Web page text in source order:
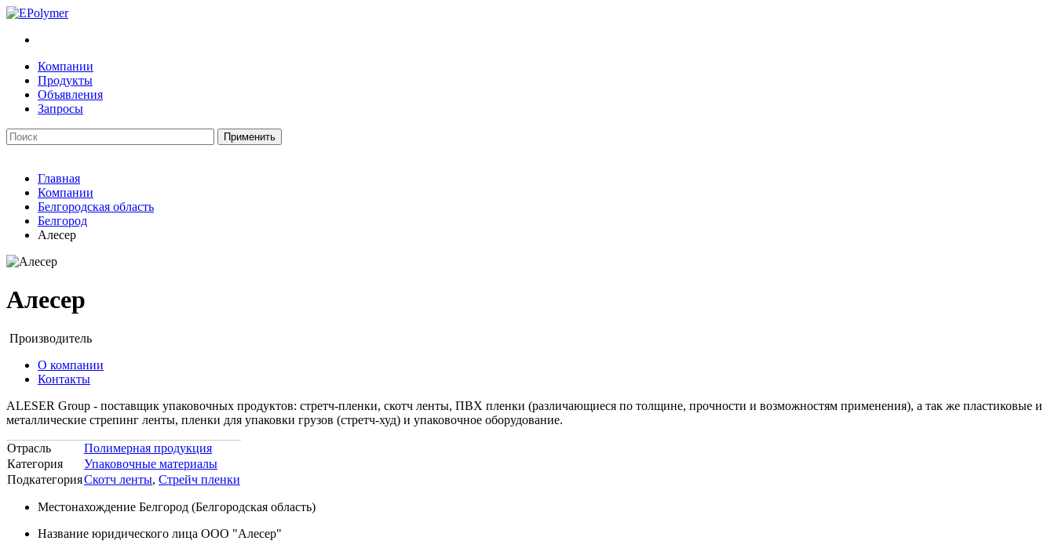
Компании
Продукты
Объявления
Запросы
Главная
Компании
Белгородская область
Белгород
Алесер
Алесер
Производитель
О компании
Контакты
ALESER Group - поставщик упаковочных продуктов: стретч-пленки, скотч ленты, ПВХ пленки (различающиеся по толщине, прочности и возможностям применения), а так же пластиковые и
металлические стрепинг ленты, пленки для упаковки грузов (стретч-худ) и упаковочное оборудование.
Отрасль
Полимерная продукция
Категория
Упаковочные материалы
ПодкатегорияСкотч ленты, Стрейч пленки
Местонахождение Белгород (Белгородская область)
Название юридического лица ООО "Алесер"